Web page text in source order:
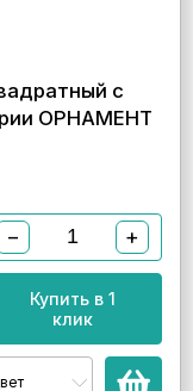
с
ОРНАМЕНТ
− +
Купить в 1
клик